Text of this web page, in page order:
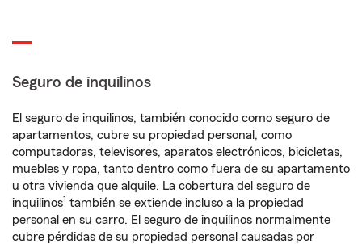
Seguro de inquilinos
El seguro de inquilinos, también conocido como seguro de
apartamentos, cubre su propiedad personal, como
computadoras, televisores, aparatos electrónicos, bicicletas,
muebles y ropa, tanto dentro como fuera de su apartamento
u otra vivienda que alquile. La cobertura del seguro de
inquilinos1 también se extiende incluso a la propiedad
personal en su carro. El seguro de inquilinos normalmente
cubre pérdidas de su propiedad personal causadas por